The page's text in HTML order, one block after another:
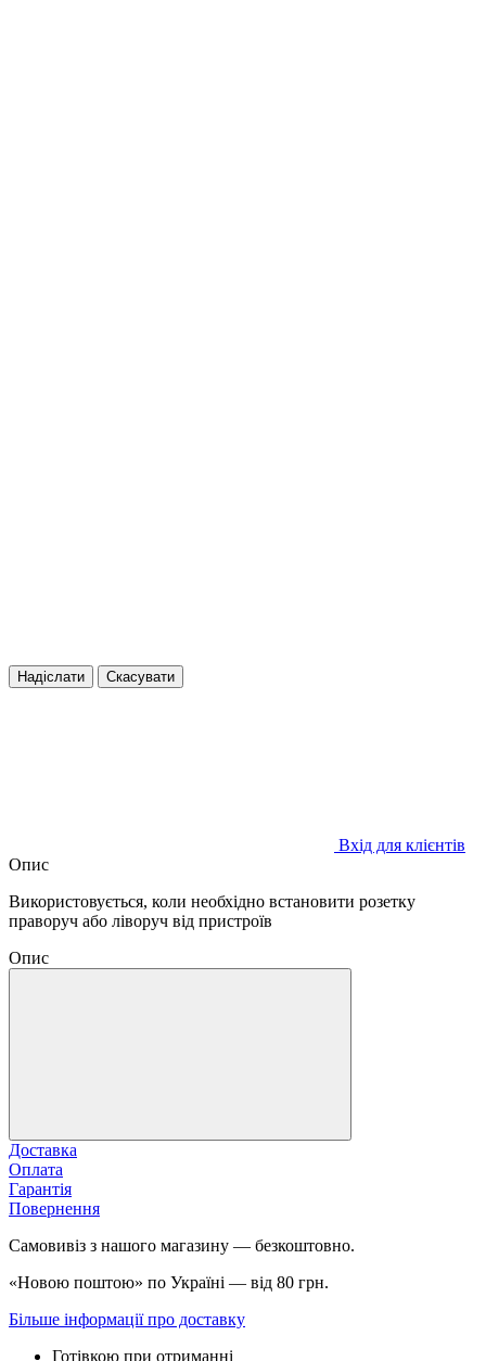
Надіслати Скасувати
Вхід для клієнтів
Опис
Використовується, коли необхідно встановити розетку
праворуч або ліворуч від пристроїв
Опис
Доставка
Оплата
Гарантія
Повернення
Самовивіз з нашого магазину — безкоштовно.
«Новою поштою» по Україні — від 80 грн.
Більше інформації про доставку
Готівкою при отриманні